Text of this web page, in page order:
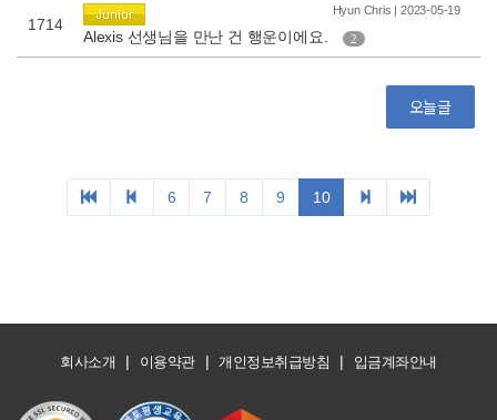
회사소개 | 이용약관 | 개인정보취급방침 | 입금계좌안내